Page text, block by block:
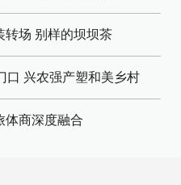
转场 别样的坝坝茶
口 兴农强产塑和美乡村
体商深度融合